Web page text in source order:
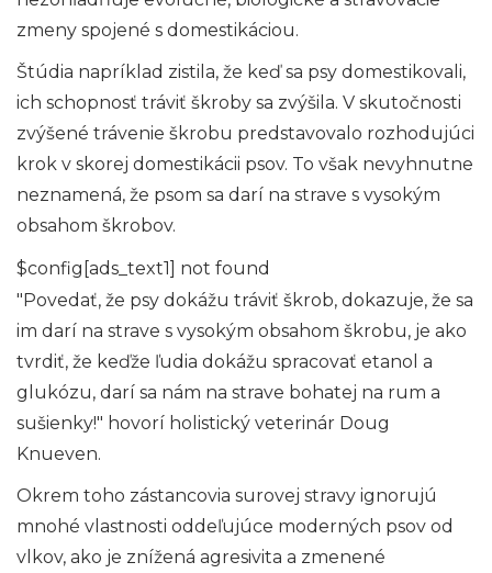
zmeny spojené s domestikáciou.
Štúdia napríklad zistila, že keď sa psy domestikovali,
ich schopnosť tráviť škroby sa zvýšila. V skutočnosti
zvýšené trávenie škrobu predstavovalo rozhodujúci
krok v skorej domestikácii psov. To však nevyhnutne
neznamená, že psom sa darí na strave s vysokým
obsahom škrobov.
$config[ads_text1] not found
"Povedať, že psy dokážu tráviť škrob, dokazuje, že sa
im darí na strave s vysokým obsahom škrobu, je ako
tvrdiť, že keďže ľudia dokážu spracovať etanol a
glukózu, darí sa nám na strave bohatej na rum a
sušienky!" hovorí holistický veterinár Doug
Knueven.
Okrem toho zástancovia surovej stravy ignorujú
mnohé vlastnosti oddeľujúce moderných psov od
vlkov, ako je znížená agresivita a zmenené